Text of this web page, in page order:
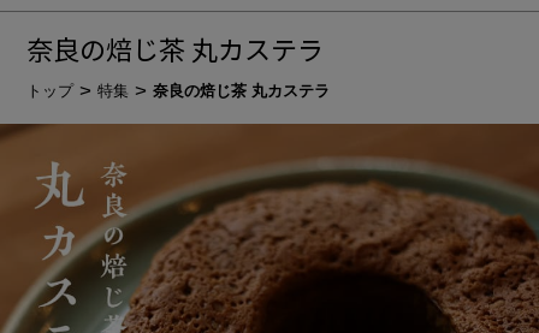
奈良の焙じ茶 丸カステラ
トップ 特集 奈良の焙じ茶 丸カステラ